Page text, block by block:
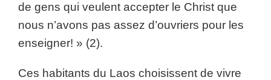
de gens qui veulent accepter le Christ que
nous n’avons pas assez d’ouvriers pour les
enseigner! » (2).
Ces habitants du Laos choisissent de vivre